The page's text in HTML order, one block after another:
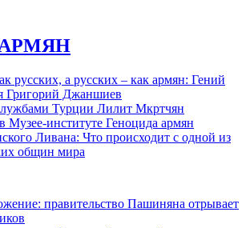
русских, а русских – как армян: Гений
Григорий Джаншиев
Турции Лилит Мкртчян
Музее-институте Геноцида армян
Ливана: Что происходит с одной из
общин мира
правительство Пашиняна отрывает